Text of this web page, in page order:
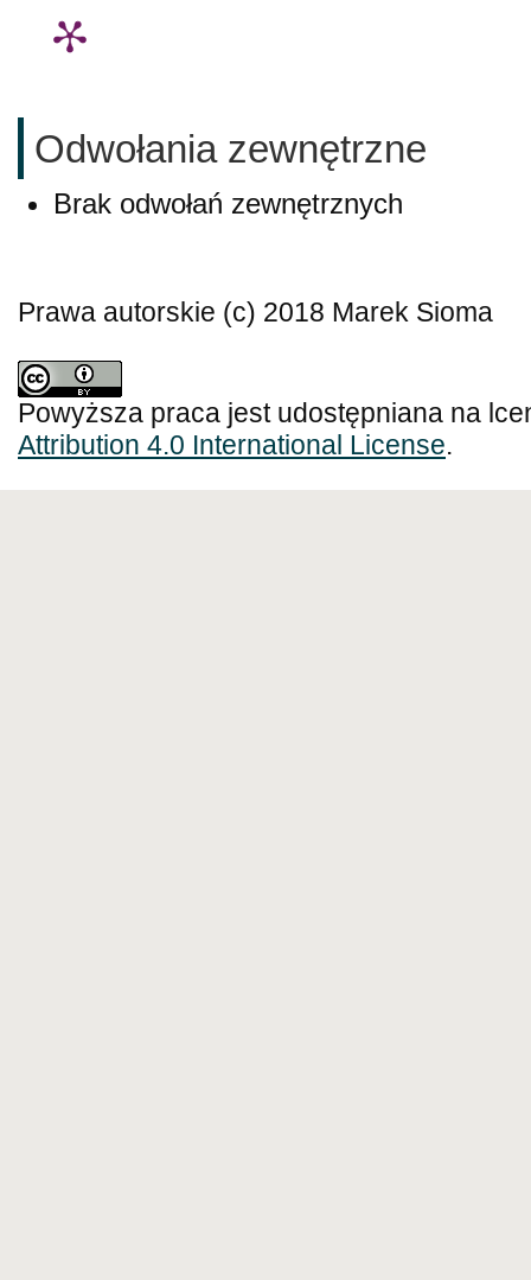
Odwołania zewnętrzne
Brak odwołań zewnętrznych
Prawa autorskie (c) 2018 Marek Sioma
Powyższa praca jest udostępniana na
Attribution 4.0 International License.